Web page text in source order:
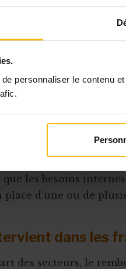
personnaliser le contenu
des vaccinations
technologique
groupe
hospitalisation
pension
que les besoins
place d’une ou de
dans les
des secteurs, le